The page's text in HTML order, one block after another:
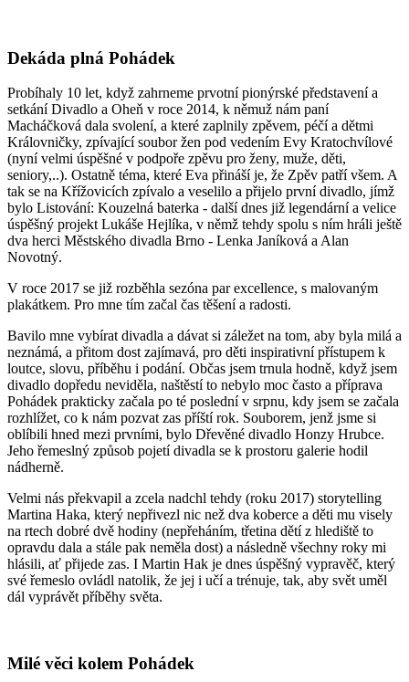
Dekáda plná Pohádek
Probíhaly 10 let, když zahrneme prvotní pionýrské představení a
setkání Divadlo a Oheň v roce 2014, k němuž nám paní
Macháčková dala svolení, a které zaplnily zpěvem, péčí a dětmi
Královničky, zpívající soubor žen pod vedením Evy Kratochvílové
(nyní velmi úspěšné v podpoře zpěvu pro ženy, muže, děti,
seniory,..). Ostatně téma, které Eva přináší je, že Zpěv patří všem. A
tak se na Křížovicích zpívalo a veselilo a přijelo první divadlo, jímž
bylo Listování: Kouzelná baterka - další dnes již legendární a velice
úspěšný projekt Lukáše Hejlíka, v němž tehdy spolu s ním hráli ještě
dva herci Městského divadla Brno - Lenka Janíková a Alan
Novotný.
V roce 2017 se již rozběhla sezóna par excellence, s malovaným
plakátkem. Pro mne tím začal čas těšení a radosti.
Bavilo mne vybírat divadla a dávat si záležet na tom, aby byla milá a
neznámá, a přitom dost zajímavá, pro děti inspirativní přístupem k
loutce, slovu, příběhu i podání. Občas jsem trnula hodně, když jsem
divadlo dopředu neviděla, naštěstí to nebylo moc často a příprava
Pohádek prakticky začala po té poslední v srpnu, kdy jsem se začala
rozhlížet, co k nám pozvat zas příští rok. Souborem, jenž jsme si
oblíbili hned mezi prvními, bylo Dřevěné divadlo Honzy Hrubce.
Jeho řemeslný způsob pojetí divadla se k prostoru galerie hodil
nádherně.
Velmi nás překvapil a zcela nadchl tehdy (roku 2017) storytelling
Martina Haka, který nepřivezl nic než dva koberce a děti mu visely
na rtech dobré dvě hodiny (nepřeháním, třetina dětí z hlediště to
opravdu dala a stále pak neměla dost) a následně všechny roky mi
hlásili, ať přijede zas. I Martin Hak je dnes úspěšný vypravěč, který
své řemeslo ovládl natolik, že jej i učí a trénuje, tak, aby svět uměl
dál vyprávět příběhy světa.
Milé věci kolem Pohádek